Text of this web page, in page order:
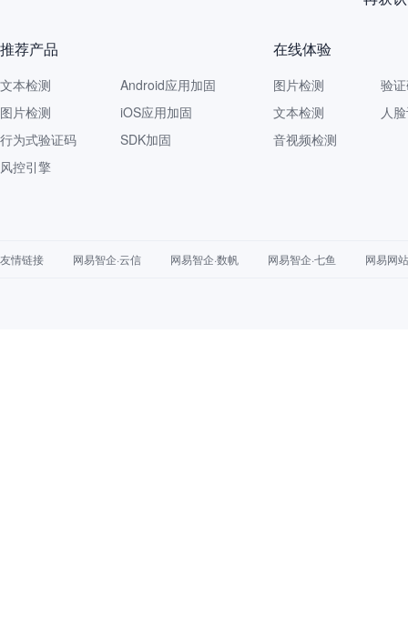
网易智企重磅发
推荐产品
文本检测
图片检测
行为式验证码
风控引擎
Android应用加固
iOS应用加固
SDK加固
在线体验
图片检测
文本检测
音视频检测
验
人
友情链接 网易智企·云信 网易智企·数帆 网易智企·七鱼 网易网